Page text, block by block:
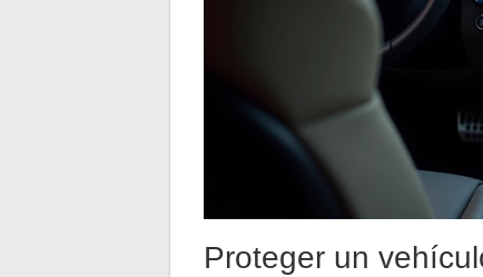
Proteger un